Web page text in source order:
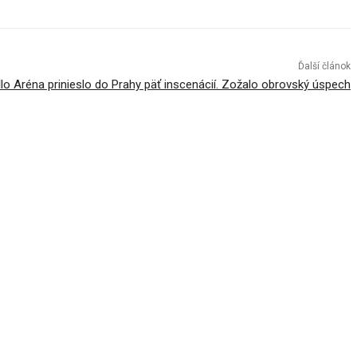
Ďalší článok
Aréna prinieslo do Prahy päť inscenácií. Zožalo obrovský úspech